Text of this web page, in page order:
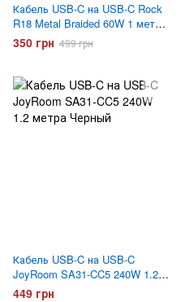
Кабель USB-C на USB-C Rock
R18 Metal Braided 60W 1 метр
Бежевый
350 грн 499 грн
Кабель USB-C на USB-C
JoyRoom SA31-CC5 240W 1.2
метра Черный
449 грн